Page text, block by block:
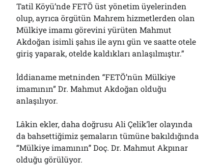
Tatil Köyü’nde FETÖ üst yönetim üyelerinden
olup, ayrıca örgütün Mahrem hizmetlerden olan
Mülkiye imamı görevini yürüten Mahmut
Akdoğan isimli şahıs ile aynı gün ve saatte otele
giriş yaparak, otelde kaldıkları anlaşılmıştır.”
İddianame metninden “FETÖ’nün Mülkiye
imamının” Dr. Mahmut Akdoğan olduğu
anlaşılıyor.
Lâkin ekler, daha doğrusu Ali Çelik’ler olayında
da bahsettiğimiz şemaların tümüne bakıldığında
“Mülkiye imamının” Doç. Dr. Mahmut Akpınar
olduğu görülüyor.